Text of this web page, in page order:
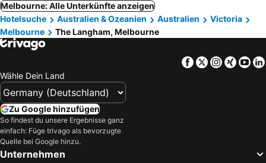
Melbourne: Alle Unterkünfte anzeigen
Hotelsuche
Australien & Ozeanien Australien
Victoria
Melbourne
The Langham, Melbourne
Facebook
TwitterXing
Wähle Dein Land
Zu Google hinzufügen
So findest du unsere Ergebnisse ganz
einfach: Füge trivago als bevorzugte
Quelle bei Google hinzu.
Unternehmen